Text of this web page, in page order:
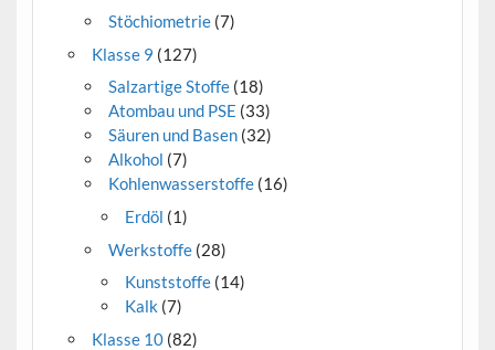
Stöchiometrie (7)
Klasse 9 (127)
Salzartige Stoffe (18)
Atombau und PSE (33)
Säuren und Basen (32)
Alkohol (7)
Kohlenwasserstoffe (16)
Erdöl (1)
Werkstoffe (28)
Kunststoffe (14)
Kalk (7)
Klasse 10(82)